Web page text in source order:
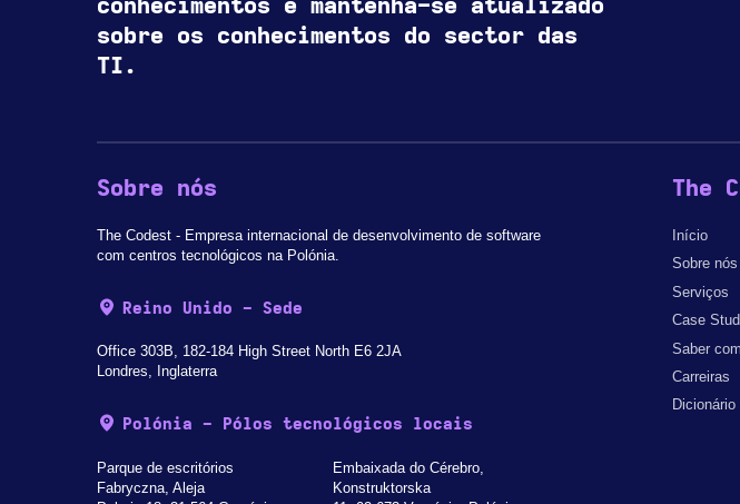
conhecimentos e mantenha-se atualizado
sobre os conhecimentos do sector das
TI.
Sobre nós
The Codest - Empresa internacional de desenvolvimento de software
com centros tecnológicos na Polónia.
Reino Unido - Sede
Office 303B, 182-184 High Street North E6 2JA
Londres, Inglaterra
Polónia - Pólos tecnológicos locais
Parque de escritórios
Fabryczna, Aleja
Embaixada do Cérebro,
Konstruktorska
The
Início
Sobre nós
Serviços
Case
Saber
Carreiras
Dicionário